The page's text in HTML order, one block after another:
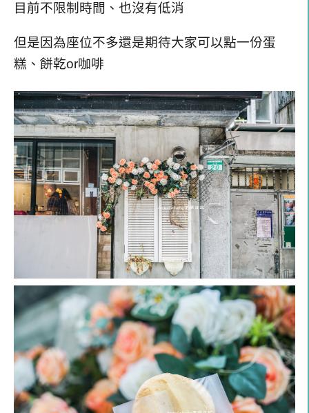
目前不限制時間、也沒有低消
但是因為座位不多還是期待大家可以點一份蛋
糕、餅乾or咖啡